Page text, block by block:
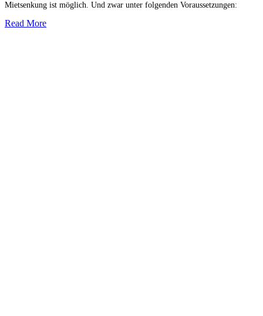
Mietsenkung ist möglich. Und zwar unter folgenden Voraussetzungen:
Read More